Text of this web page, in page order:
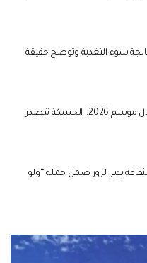
سوء التغذية وتوضح حقيقة
قفزة في إنتاج القمح السوري خلال موسم 2026.. الحسكة تتصدر
الثقافة بدير الزور ضمن حملة “ولو